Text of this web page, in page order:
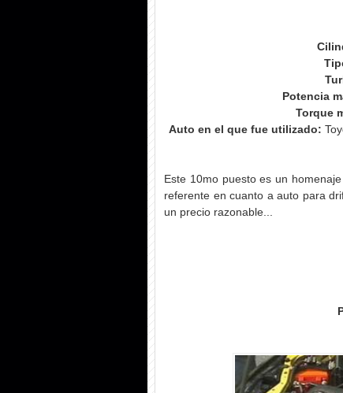
Potencia
Torque
Auto en el que fue utilizado:
Este 10mo puesto es un
referente en cuanto a auto para
un precio razonable...